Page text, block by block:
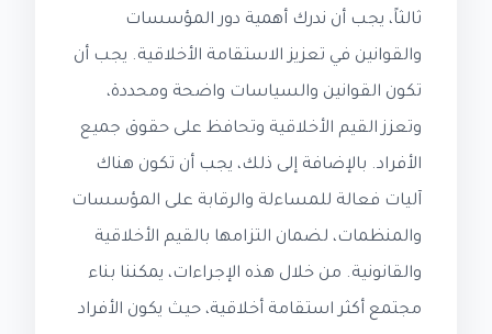
ثالثاً، يجب أن ندرك أهمية دور المؤسسات
والقوانين في تعزيز الاستقامة الأخلاقية. يجب أن
تكون القوانين والسياسات واضحة ومحددة،
وتعزز القيم الأخلاقية وتحافظ على حقوق جميع
الأفراد. بالإضافة إلى ذلك، يجب أن تكون هناك
آليات فعالة للمساءلة والرقابة على المؤسسات
والمنظمات، لضمان التزامها بالقيم الأخلاقية
والقانونية. من خلال هذه الإجراءات، يمكننا بناء
مجتمع أكثر استقامة أخلاقية، حيث يكون الأفراد